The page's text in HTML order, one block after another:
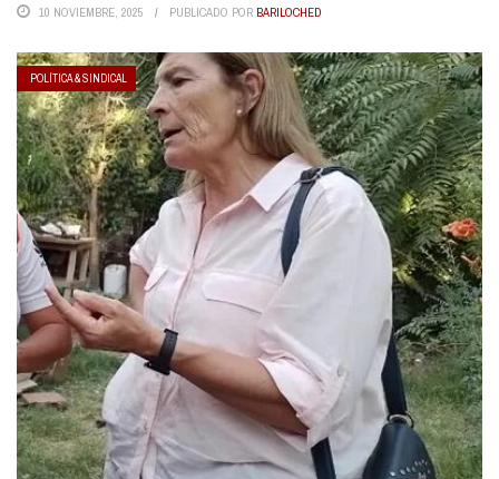
10 NOVIEMBRE, 2025 PUBLICADO POR BARILOCHED
POLÍTICA & SINDICAL